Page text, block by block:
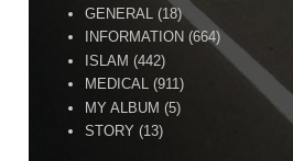
GENERAL (18)
INFORMATION (664)
ISLAM (442)
MEDICAL (911)
MY ALBUM (5)
STORY (13)